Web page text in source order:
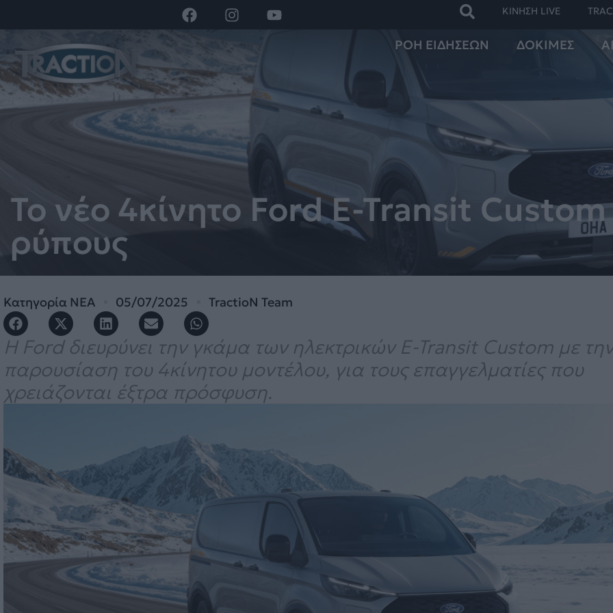
ΚΙΝΗΣΗ LIVE
ΡΟΗ ΕΙΔΗΣΕΩΝ ΔΟΚΙΜΕΣ
Το νέο 4κίνητο Ford E-Transit
ρύπους
Κατηγορία ΝΕΑ 05/07/2025 TractioN Team
Η Ford διευρύνει την γκάμα των ηλεκτρικών E-Transit Custom με την
παρουσίαση του 4κίνητου μοντέλου, για τους επαγγελματίες που
χρειάζονται έξτρα πρόσφυση.